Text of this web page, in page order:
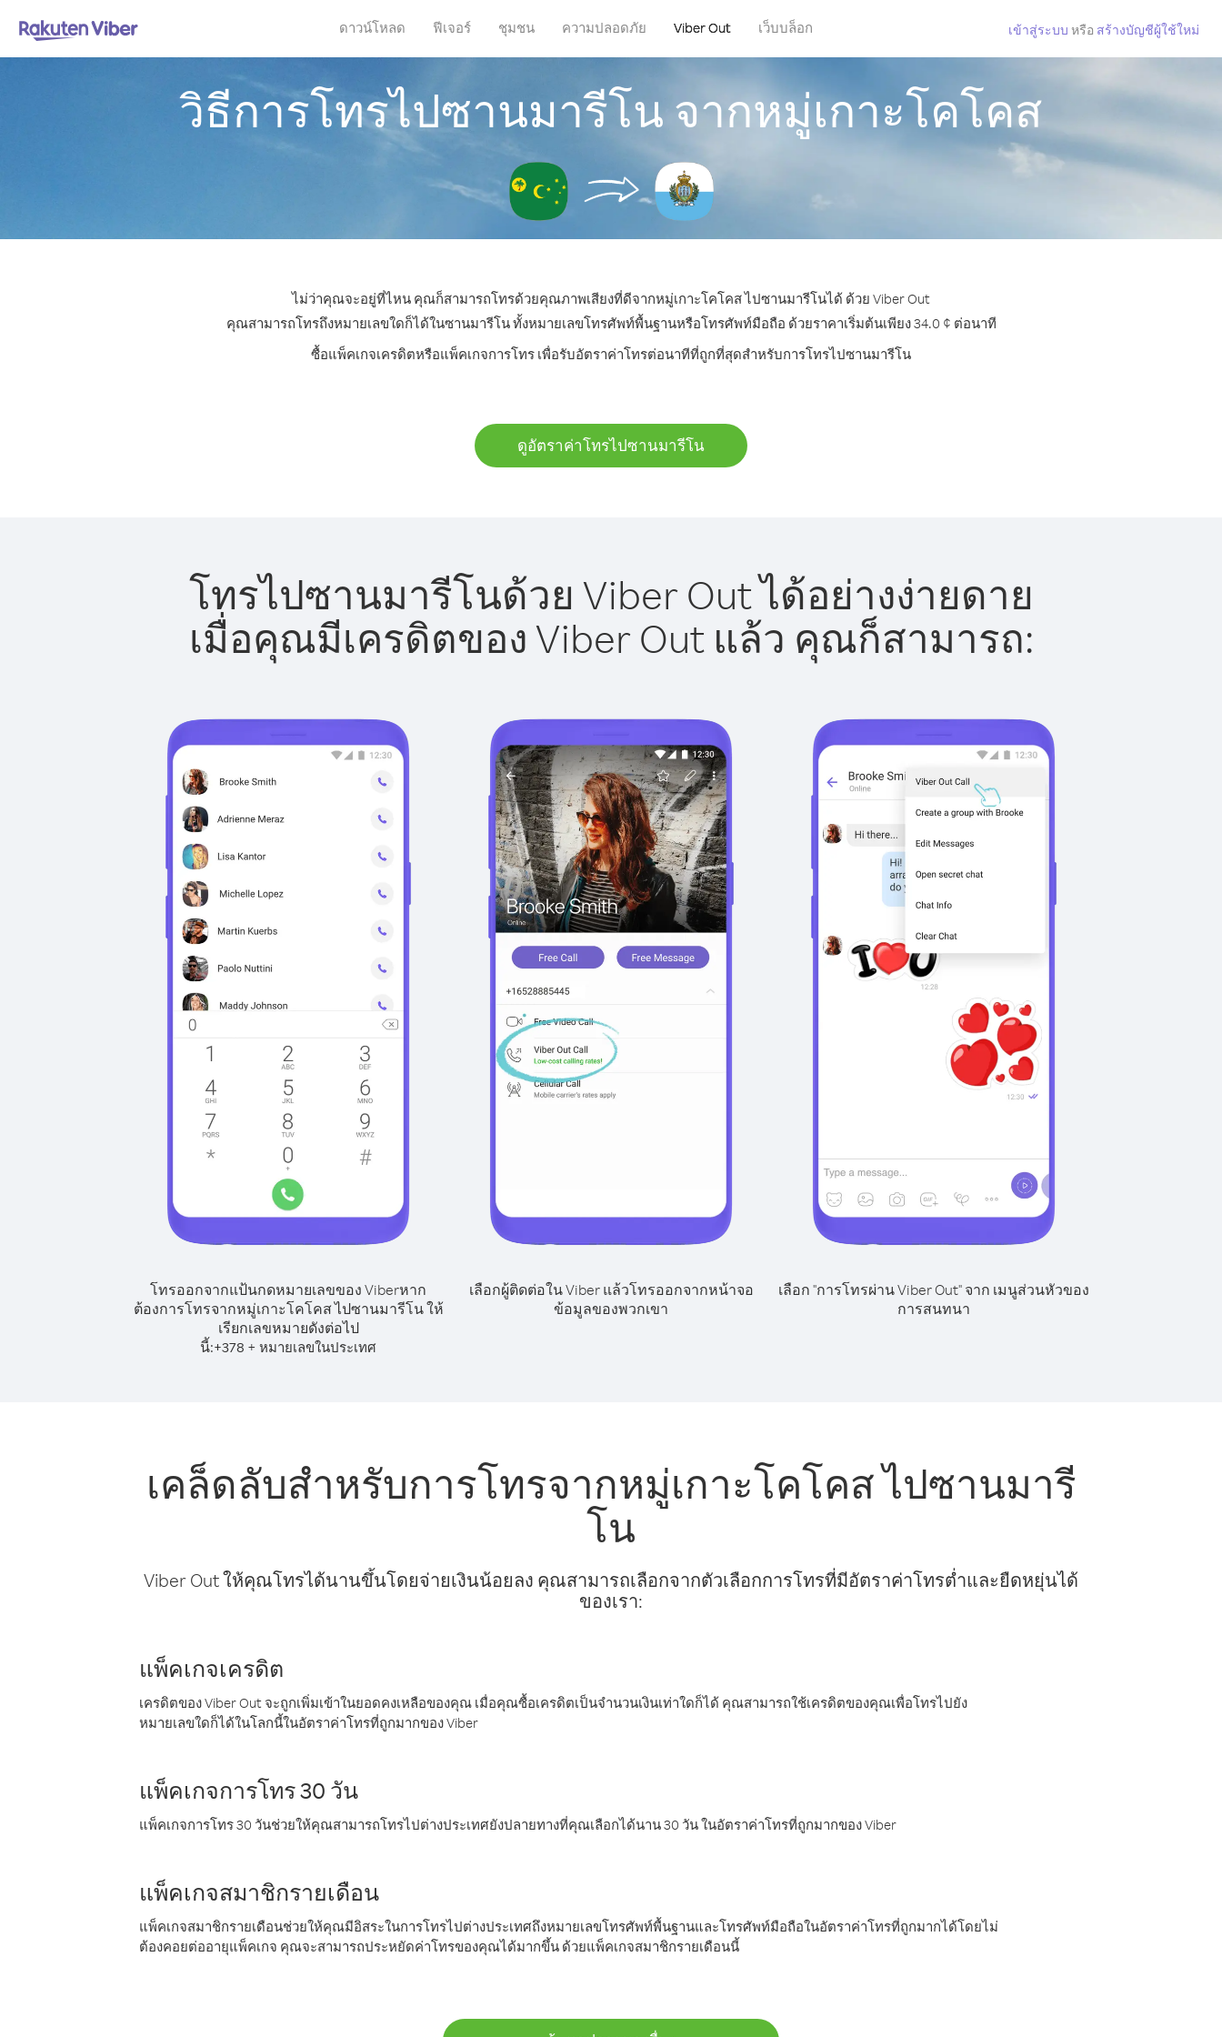
ดาวน์โหลด ฟีเจอร์ ชุมชน ความปลอดภัย Viber Out เว็บบล็อก เข้าสู่ระบบ หรือ สร้างบัญชีผู้ใช้ใหม่
วิธีการโทรไปซานมารีโน จากหมู่เกาะโคโคส
ไม่ว่าคุณจะอยู่ที่ไหน คุณก็สามารถโทรด้วยคุณภาพเสียงที่ดีจากหมู่เกาะโคโคส ไปซานมารีโนได้ ด้วย Viber Out
คุณสามารถโทรถึงหมายเลขใดก็ได้ในซานมารีโน ทั้งหมายเลขโทรศัพท์พื้นฐานหรือโทรศัพท์มือถือ ด้วยราคาเริ่มต้นเพียง 34.0 ¢ ต่อนาที
ซื้อแพ็คเกจเครดิตหรือแพ็คเกจการโทร เพื่อรับอัตราค่าโทรต่อนาทีที่ถูกที่สุดสำหรับการโทรไปซานมารีโน
ดูอัตราค่าโทรไปซานมารีโน
โทรไปซานมารีโนด้วย Viber Out ได้อย่างง่ายดาย
เมื่อคุณมีเครดิตของ Viber Out แล้ว คุณก็สามารถ:
โทรออกจากแป้นกดหมายเลขของ Viberหาก
ต้องการโทรจากหมู่เกาะโคโคส ไปซานมารีโน ให้
เรียกเลขหมายดังต่อไป
นี้:+378 + หมายเลขในประเทศ
เลือกผู้ติดต่อใน Viber แล้วโทรออกจากหน้าจอ
ข้อมูลของพวกเขา
เลือก "การโทรผ่าน Viber Out" จาก เมนูส่วนหัวของ
การสนทนา
เคล็ดลับสำหรับการโทรจากหมู่เกาะโคโคส ไปซานมารี
โน
Viber Out ให้คุณโทรได้นานขึ้นโดยจ่ายเงินน้อยลง คุณสามารถเลือกจากตัวเลือกการโทรที่มีอัตราค่าโทรต่ำและยืดหยุ่นได้
ของเรา:
แพ็คเกจเครดิต
เครดิตของ Viber Out จะถูกเพิ่มเข้าในยอดคงเหลือของคุณ เมื่อคุณซื้อเครดิตเป็นจำนวนเงินเท่าใดก็ได้ คุณสามารถใช้เครดิตของคุณเพื่อโทรไปยัง
หมายเลขใดก็ได้ในโลกนี้ในอัตราค่าโทรที่ถูกมากของ Viber
แพ็คเกจการโทร 30 วัน
แพ็คเกจการโทร 30 วันช่วยให้คุณสามารถโทรไปต่างประเทศยังปลายทางที่คุณเลือกได้นาน 30 วัน ในอัตราค่าโทรที่ถูกมากของ Viber
แพ็คเกจสมาชิกรายเดือน
แพ็คเกจสมาชิกรายเดือนช่วยให้คุณมีอิสระในการโทรไปต่างประเทศถึงหมายเลขโทรศัพท์พื้นฐานและโทรศัพท์มือถือในอัตราค่าโทรที่ถูกมากได้โดยไม่
ต้องคอยต่ออายุแพ็คเกจ คุณจะสามารถประหยัดค่าโทรของคุณได้มากขึ้น ด้วยแพ็คเกจสมาชิกรายเดือนนี้